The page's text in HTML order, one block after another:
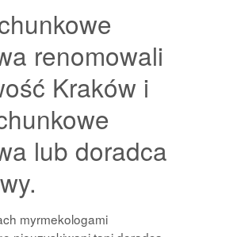
renomowali
Kraków i
lub doradca
myrmekologami